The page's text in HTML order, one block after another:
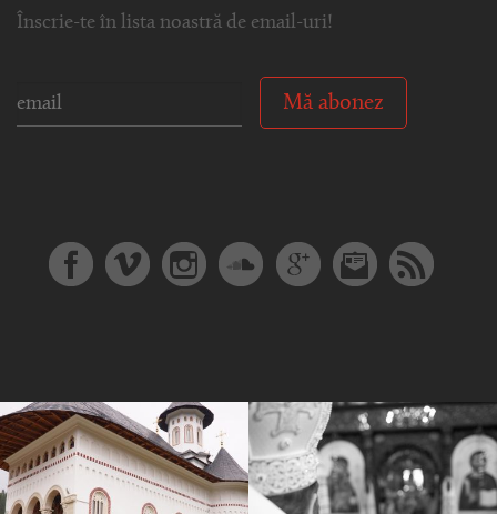
Înscrie-te în lista noastră de email-uri!
Mă abonez